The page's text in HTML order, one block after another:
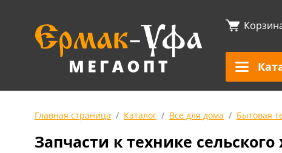
Главная страница Каталог Все для дома Бытовая
Запчасти к технике сельского